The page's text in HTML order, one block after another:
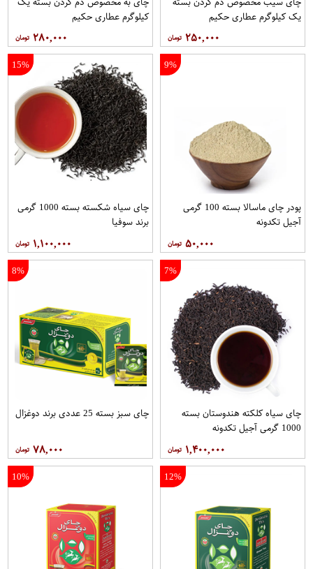
یک کیلوگرم عطاری حکیم
۲۵۰,۰۰۰
کیلوگرم عطاری حکیم
۲۸۰,۰۰۰
9%
پودر چای ماسالا بسته 100 گرمی
آجیل تکدونه
۵۰,۰۰۰
15%
چای سیاه شکسته بسته 1000 گرمی
برند سوفیا
۱,۱۰۰,۰۰۰
7%
چای سیاه کلکته هندوستان بسته
1000 گرمی آجیل تکدونه
۱,۴۰۰,۰۰۰
8%
چای سبز بسته 25 عددی برند دوغزال
۷۸,۰۰۰
12%
10%